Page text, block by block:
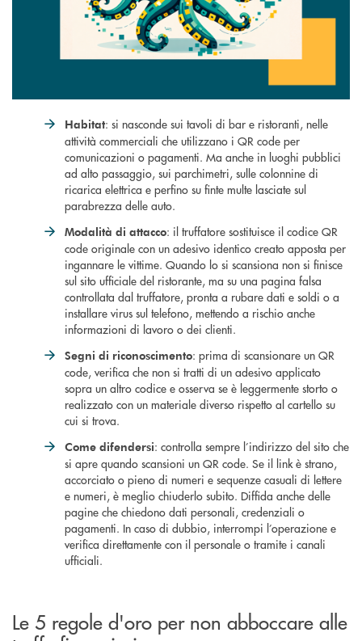
Habitat: si nasconde sui tavoli di bar e ristoranti, nelle
attività commerciali che utilizzano i QR code per
comunicazioni o pagamenti. Ma anche in luoghi pubblici
ad alto passaggio, sui parchimetri, sulle colonnine di
ricarica elettrica e perfino su finte multe lasciate sul
parabrezza delle auto.
Modalità di attacco: il truffatore sostituisce il codice QR
code originale con un adesivo identico creato apposta per
ingannare le vittime. Quando lo si scansiona non si finisce
sul sito ufficiale del ristorante, ma su una pagina falsa
controllata dal truffatore, pronta a rubare dati e soldi o a
installare virus sul telefono, mettendo a rischio anche
informazioni di lavoro o dei clienti.
Segni di riconoscimento: prima di scansionare un QR
code, verifica che non si tratti di un adesivo applicato
sopra un altro codice e osserva se è leggermente storto o
realizzato con un materiale diverso rispetto al cartello su
cui si trova.
Come difendersi: controlla sempre l’indirizzo del sito che
si apre quando scansioni un QR code. Se il link è strano,
accorciato o pieno di numeri e sequenze casuali di lettere
e numeri, è meglio chiuderlo subito. Diffida anche delle
pagine che chiedono dati personali, credenziali o
pagamenti. In caso di dubbio, interrompi l’operazione e
verifica direttamente con il personale o tramite i canali
ufficiali.
Le 5 regole d'oro per non abboccare alle